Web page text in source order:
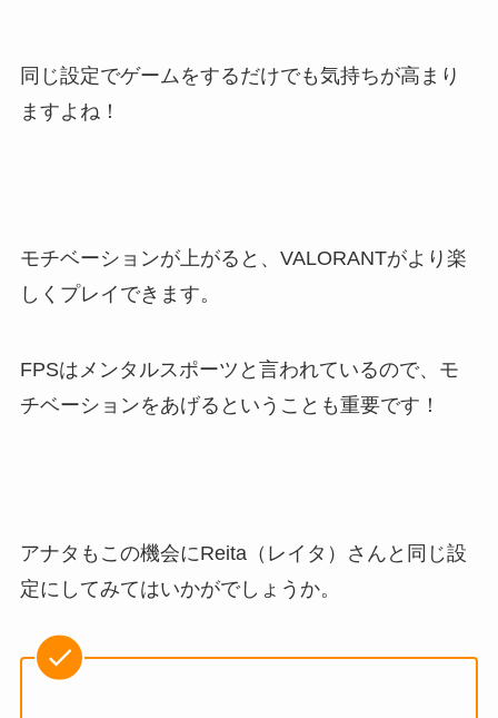
同じ設定でゲームをするだけでも気持ちが高まり
ますよね！
モチベーションが上がると、VALORANTがより楽
しくプレイできます。
FPSはメンタルスポーツと言われているので、モ
チベーションをあげるということも重要です！
アナタもこの機会にReita（レイタ）さんと同じ設
定にしてみてはいかがでしょうか。